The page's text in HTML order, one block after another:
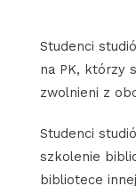
Studenci
na PK, którzy
zwolnieni z
Studenci
szkolenie
bibliotece